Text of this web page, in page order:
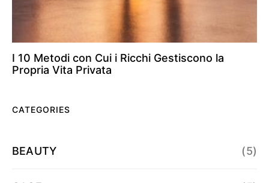
I 10 Metodi con Cui i Ricchi Gestiscono la
Propria Vita Privata
CATEGORIES
BEAUTY (5)